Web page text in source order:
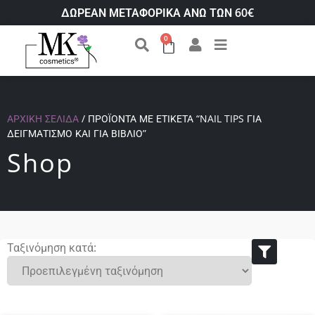
ΔΩΡΕΑΝ ΜΕΤΑΦΟΡΙΚΑ ΑΝΩ ΤΩΝ 60€
0
ΑΡΧΙΚΉ ΣΕΛΊΔΑ / ΠΡΟΪΌΝΤΑ ΜΕ ΕΤΙΚΈΤΑ “NAIL TIPS ΓΙΑ
ΔΕΙΓΜΑΤΙΣΜΌ ΚΑΙ ΓΙΑ ΒΙΒΛΊΟ”
Shop
Ταξινόμηση κατά: